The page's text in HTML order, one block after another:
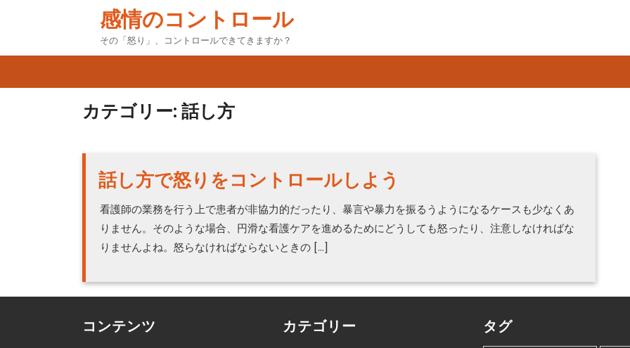
感情のコントロール
その「怒り」、コントロールできてきますか？
カテゴリー: 話し方
話し方で怒りをコントロールしよう
看護師の業務を行う上で患者が非協力的だったり、暴言や暴力を振るうようになるケースも少なくあ
りません。そのような場合、円滑な看護ケアを進めるためにどうしても怒ったり、注意しなければな
りませんよね。怒らなければならないときの […]
コンテンツ カテゴリー タグ